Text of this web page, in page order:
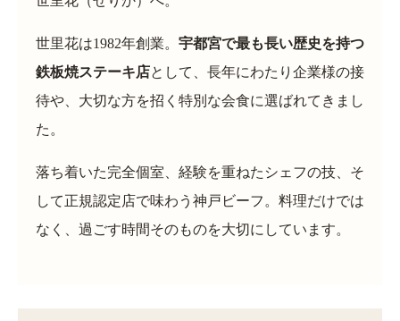
世里花は1982年創業。 宇都宮で最も長い歴史を持つ
鉄板焼ステーキ店として、長年にわたり企業様の接
待や、大切な方を招く特別な会食に選ばれてきまし
た。
落ち着いた完全個室、経験を重ねたシェフの技、そ
して正規認定店で味わう神戸ビーフ。料理だけでは
なく、過ごす時間そのものを大切にしています。